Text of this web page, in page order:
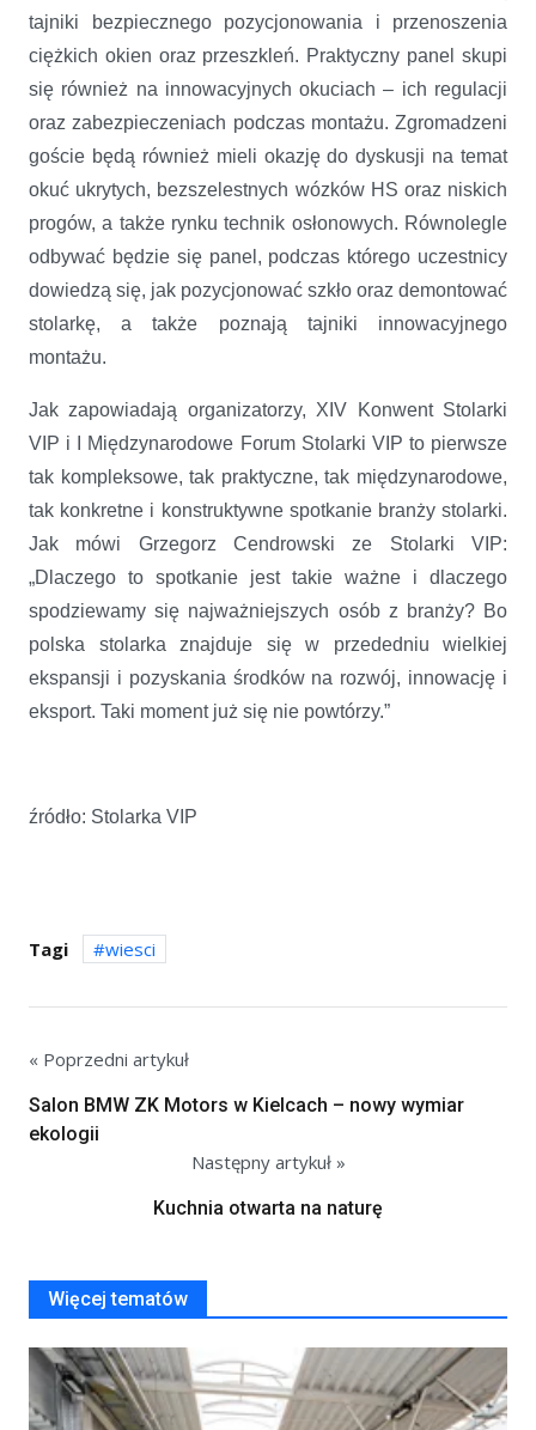
tajniki bezpiecznego pozycjonowania i przenoszenia
ciężkich okien oraz przeszkleń. Praktyczny panel skupi
się również na innowacyjnych okuciach – ich regulacji
oraz zabezpieczeniach podczas montażu. Zgromadzeni
goście będą również mieli okazję do dyskusji na temat
okuć ukrytych, bezszelestnych wózków HS oraz niskich
progów, a także rynku technik osłonowych. Równolegle
odbywać będzie się panel, podczas którego uczestnicy
dowiedzą się, jak pozycjonować szkło oraz demontować
stolarkę, a także poznają tajniki innowacyjnego
montażu.
Jak zapowiadają organizatorzy, XIV Konwent Stolarki
VIP i I Międzynarodowe Forum Stolarki VIP to pierwsze
tak kompleksowe, tak praktyczne, tak międzynarodowe,
tak konkretne i konstruktywne spotkanie branży stolarki.
Jak mówi Grzegorz Cendrowski ze Stolarki VIP:
„Dlaczego to spotkanie jest takie ważne i dlaczego
spodziewamy się najważniejszych osób z branży? Bo
polska stolarka znajduje się w przededniu wielkiej
ekspansji i pozyskania środków na rozwój, innowację i
eksport. Taki moment już się nie powtórzy.”
źródło: Stolarka VIP
Tagi wiesci
« Poprzedni artykuł
Salon BMW ZK Motors w Kielcach – nowy wymiar
ekologii
Następny artykuł »
Kuchnia otwarta na naturę
Więcej tematów